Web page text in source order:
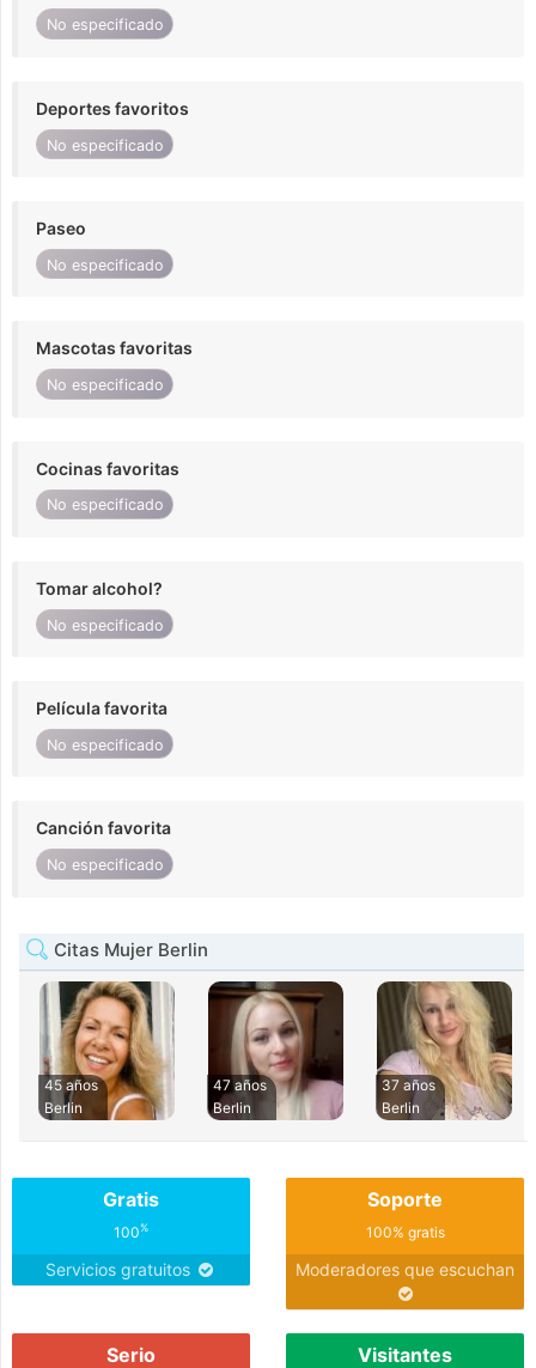
No especificado
Deportes favoritos
No especificado
Paseo
No especificado
Mascotas favoritas
No especificado
Cocinas favoritas
No especificado
Tomar alcohol?
No especificado
Película favorita
No especificado
Canción favorita
No especificado
Citas Mujer Berlin
45 años
Berlin
47 años
Berlin
37 años
Berlin
Gratis
100%
Servicios gratuitos
Soporte
100% gratis
Moderadores que escuchan
Serio Visitantes